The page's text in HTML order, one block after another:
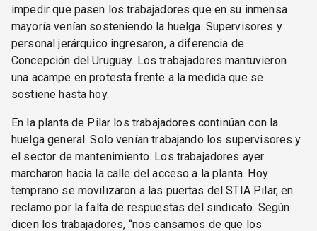
impedir que pasen los trabajadores que en su inmensa
mayoría venían sosteniendo la huelga. Supervisores y
personal jerárquico ingresaron, a diferencia de
Concepción del Uruguay. Los trabajadores mantuvieron
una acampe en protesta frente a la medida que se
sostiene hasta hoy.
En la planta de Pilar los trabajadores continúan con la
huelga general. Solo venían trabajando los supervisores y
el sector de mantenimiento. Los trabajadores ayer
marcharon hacia la calle del acceso a la planta. Hoy
temprano se movilizaron a las puertas del STIA Pilar, en
reclamo por la falta de respuestas del sindicato. Según
dicen los trabajadores, “nos cansamos de que los